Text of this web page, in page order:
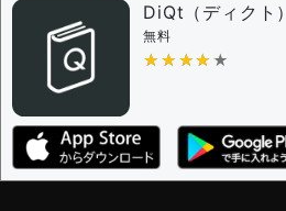
DiQt（ディクト）
無料
★★★★★
★★★★★